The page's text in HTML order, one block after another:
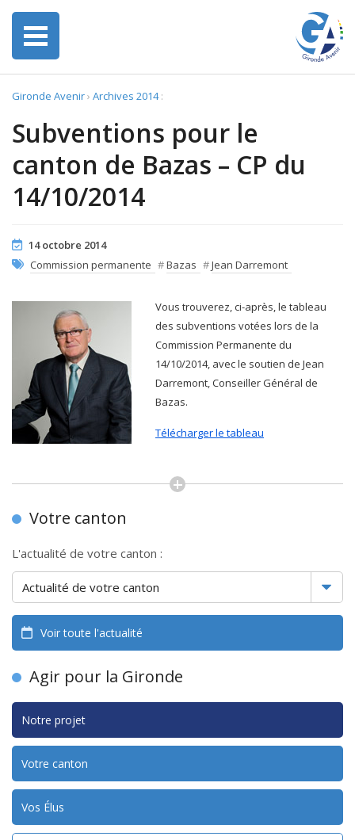
Gironde Avenir› Archives 2014:
Subventions pour le
canton de Bazas – CP du
14/10/2014
14 octobre 2014
Commission permanente #Bazas #Jean Darremont
Vous trouverez, ci-après, le tableau
des subventions votées lors de la
Commission Permanente du
14/10/2014, avec le soutien de Jean
Darremont, Conseiller Général de
Bazas.
Télécharger le tableau
Votre canton
L'actualité de votre canton :
Voir toute l'actualité
Agir pour la Gironde
Notre projet
Votre canton
Vos Élus